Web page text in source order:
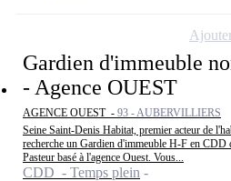
Gardien d'immeuble
- Agence OUEST
AGENCE OUEST - 93 - AUBERVILLIERS
Seine Saint-Denis Habitat, premier acteur de
recherche un Gardien d'immeuble H-F en
Pasteur basé à l'agence Ouest. Vous...
CDD - Temps plein